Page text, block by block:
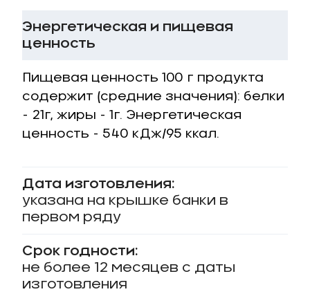
Энергетическая и пищевая
ценность
Пищевая ценность 100 г продукта
содержит (средние значения): белки
- 21г, жиры - 1г. Энергетическая
ценность - 540 кДж/95 ккал.
Дата изготовления:
указана на крышке банки в
первом ряду
Срок годности:
не более 12 месяцев с даты
изготовления